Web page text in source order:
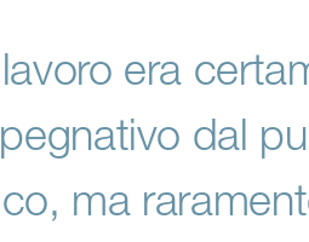
lavoro era
dal
ma